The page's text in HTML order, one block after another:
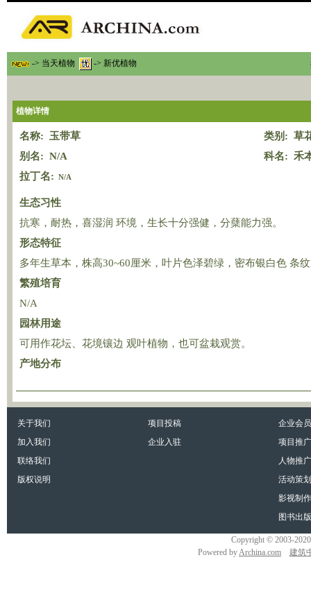
-> 当天植物 -> 新优植物
植物详情
名称: 玉带草
类别: 草
别名: N/A
科名: 禾
拉丁名:
N/A
生态习性
抗寒，耐热，喜湿润 环境，生长十分强健，分蘖能力强。
形态特征
多年生草本，株高30~60厘米，叶片色泽碧绿，密布银白色 条
繁殖培育
N/A
园林用途
可用作花坛、花境镶边 观叶植物，也可盆栽观赏。
产地分布
关于我们
加入我们
联络我们
版权说明
项目投稿
企业入驻
企业会员
项目推广
人物推广
活动策划
影视制作
图书出版
Copyright © 2003-
Powered byArchina.com 建筑